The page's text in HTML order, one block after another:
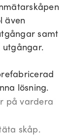
även
samt
lösning.
på vardera
skåp.